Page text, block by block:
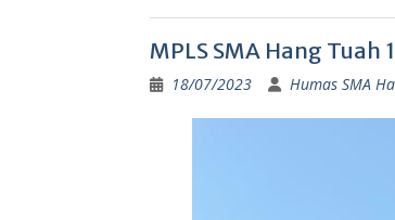
MPLS SMA Hang Tuah
18/07/2023 Humas SMA